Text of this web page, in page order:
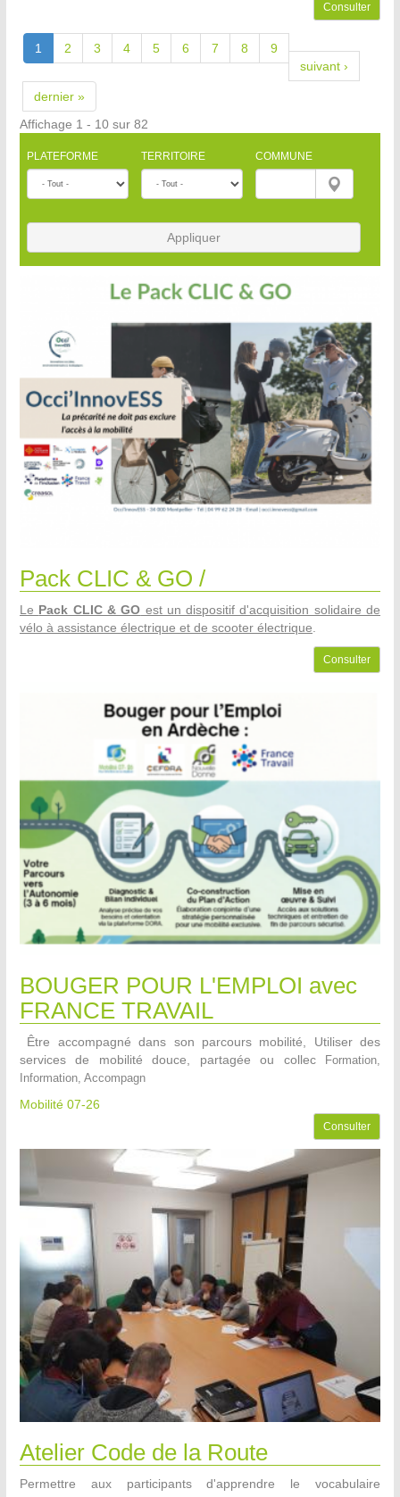
Consulter
1 2 3 4 5 6 7 8
9
suivant ›
dernier »
Affichage 1 - 10 sur 82
PLATEFORME TERRITOIRE COMMUNE
Appliquer
Pack CLIC & GO /
Le Pack CLIC & GO est un dispositif d'acquisition solidaire de
vélo à assistance électrique et de scooter électrique
Consulter
BOUGER POUR L'EMPLOI avec
FRANCE TRAVAIL
Être accompagné dans son parcours mobilité, Utiliser des
services de mobilité douce, partagée ou collec
Formation,
Information, Accompagn
Mobilité 07-26
Consulter
Atelier Code de la Route
Permettre aux participants d'apprendre le vocabulaire